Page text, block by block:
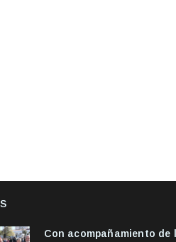
Con acompañamiento de